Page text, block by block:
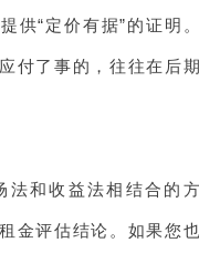
供“定价有据”的证明
付了事的，往往在后
法和收益法相结合的
金评估结论。如果您